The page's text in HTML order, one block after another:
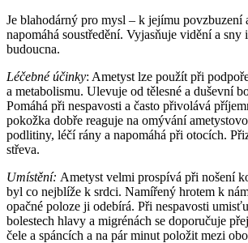
Je blahodárný pro mysl – k jejímu povzbuzení
napomáhá soustředění. Vyjasňuje vidění a sny
budoucna.
Léčebné účinky: Ametyst lze použít při
a metabolismu. Ulevuje od tělesné a duševní
Pomáhá při nespavosti a často přivolává
pokožka dobře reaguje na omývání
podlitiny, léčí rány a napomáhá při otocích.
střeva.
Umístění: Ametyst velmi prospívá při nošení
byl co nejblíže k srdci. Namířený hrotem k
opačné poloze ji odebírá. Při nespavosti
bolestech hlavy a migrénách se doporučuje
čele a spáncích a na pár minut položit mezi